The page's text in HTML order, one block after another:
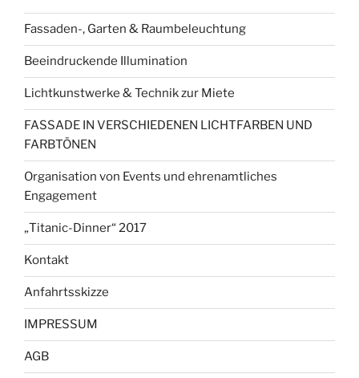
Fassaden-, Garten & Raumbeleuchtung
Beeindruckende Illumination
Lichtkunstwerke & Technik zur Miete
FASSADE IN VERSCHIEDENEN LICHTFARBEN UND
FARBTÖNEN
Organisation von Events und ehrenamtliches
Engagement
„Titanic-Dinner“ 2017
Kontakt
Anfahrtsskizze
IMPRESSUM
AGB